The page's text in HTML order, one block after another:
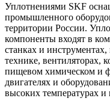
Уплотнениями SKF
промышленного
территории России.
компоненты входят в
станках и инструментах,
технике, вентиляторах,
пищевом химическом и
двигателях и
высоких температурах